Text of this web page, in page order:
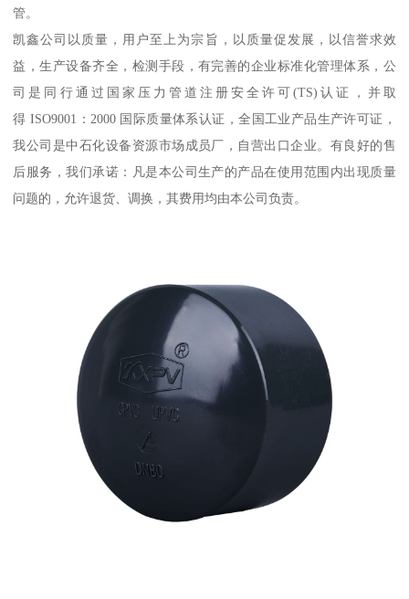
管。
凯鑫公司以质量，用户至上为宗旨，以质量促发展，以信誉求效
益，生产设备齐全，检测手段，有完善的企业标准化管理体系，公
司是同行通过国家压力管道注册安全许可(TS)认证，并取
得 ISO9001：2000 国际质量体系认证，全国工业产品生产许可证，
我公司是中石化设备资源市场成员厂，自营出口企业。有良好的售
后服务，我们承诺：凡是本公司生产的产品在使用范围内出现质量
问题的，允许退货、调换，其费用均由本公司负责。